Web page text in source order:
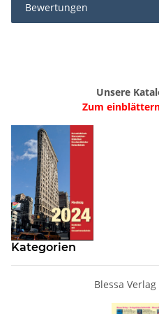
Bewertungen
Unsere
Zum
Kategorien
Blessa